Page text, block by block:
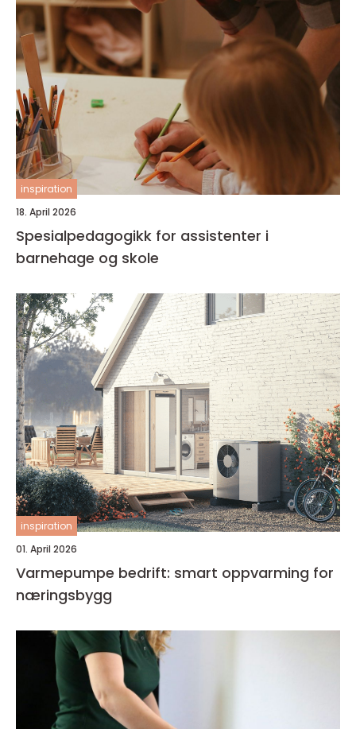
inspiration
18. April 2026
Spesialpedagogikk for assistenter i
barnehage og skole
inspiration
01. April 2026
Varmepumpe bedrift: smart oppvarming for
næringsbygg